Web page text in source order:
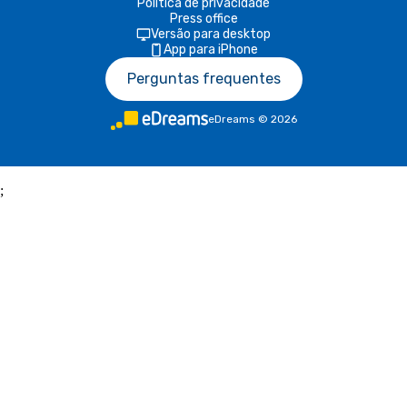
Política de privacidade
Press office
Versão para desktop
App para iPhone
Perguntas frequentes
eDreams © 2026
;